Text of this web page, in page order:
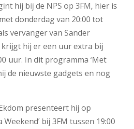
hij bij de NPS op 3FM, hier is
donderdag van 20:00 tot
vervanger van Sander
krijgt hij er een uur extra bij
uur. In dit programma ‘Met
de nieuwste gadgets en nog
presenteert hij op
bij 3FM tussen 19:00